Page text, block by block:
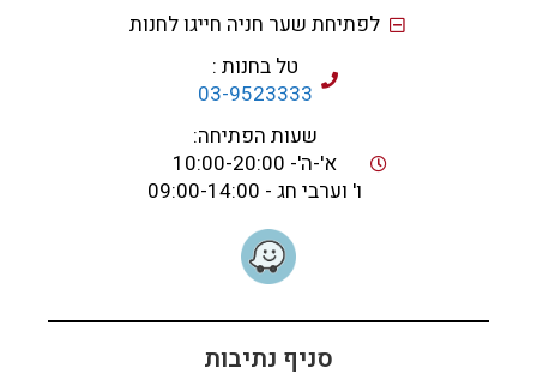
לפתיחת שער חניה חייגו לחנות
טל בחנות :
03-9523333
שעות הפתיחה:
א'-ה'- 10:00-20:00
ו' וערבי חג - 09:00-14:00
סניף נתיבות